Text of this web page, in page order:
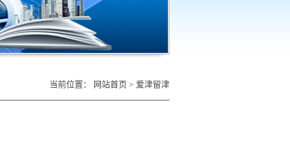
当前位置： 网站首页 > 爱津留津